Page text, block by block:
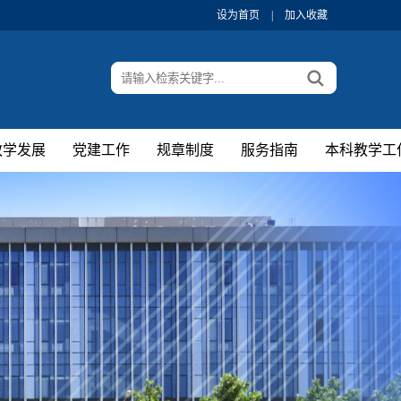
设为首页 加入收藏
发展 党建工作 规章制度 服务指南 本科教学工